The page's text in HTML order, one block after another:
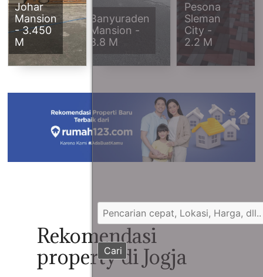
Johar
Mansion
- 3.450
M
Banyuraden
Mansion -
8.8 M
Pesona
Sleman
City -
2.2 M
Rekomendasi
property di Jogja